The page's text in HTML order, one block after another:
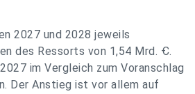
2027 und 2028 jeweils
des Ressorts von 1,54 Mrd. Ꞓ.
im Vergleich zum Voranschlag
Der Anstieg ist vor allem auf